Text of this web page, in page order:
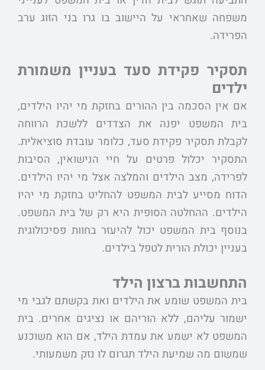
משפחה שאחראי על היישוב בו גרו בני הזוג ערב
הפרידה.
תסקיר פקידת סעד בעניין משמורת
ילדים
אם אין הסכמה בין ההורים בחזקת מי יהיו הילדים,
בית המשפט יפנה את הצדדים ללשכת הרווחה
לקבלת תסקיר פקידת סעד, כלומר עובדת סוציאלית.
התסקיר יכלול פרטים על חיי הנישואין, הסיבות
לפרידה, מצב הילדים והמלצה אצל מי יהיו הילדים.
הדוח מסייע לבית המשפט להחליט בחזקת מי יהיו
הילדים. ההחלטה הסופית היא רק של בית המשפט.
בנוסף בית המשפט יכול להיעזר בחוות פסיכולוגית
בעניין יכולת הורית לטפל בילדים.
התחשבות ברצון הילד
בית המשפט שומע את הילדים ואת בקשתם לגבי מי
ישמור עליהם, ללא הוריהם או נציגים אחרים. בית
המשפט לא ישמע את עמדת הילד, אם הוא משוכנע
שמשום מה שמיעת הילד תגרום לו נזק משמעותי.